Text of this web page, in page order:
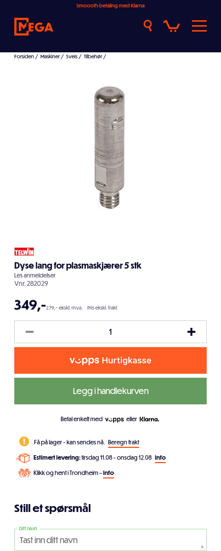
Smoooth betaling med Klarna
Forsiden / Maskiner / Sveis / Tilbehør /
Dyse lang for plasmaskjærer 5 stk
Lesanmeldelser
Vnr. 282029
349,-279,- ekskl. mva. Pris ekskl. frakt
Legg i handlekurven
Betal enkelt med eller
Få på lager - kan sendes nå. Beregn frakt
Estimert levering:tirsdag 11.08 - onsdag 12.08 info
Klikk og hent i Trondheim –info
Still et spørsmål
Ditt navn
*